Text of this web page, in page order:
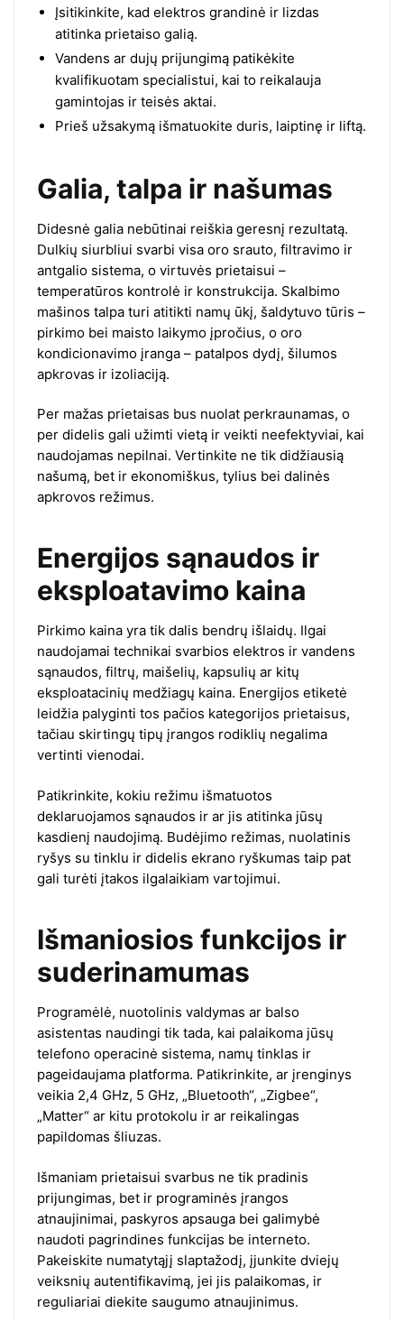
Įsitikinkite, kad elektros grandinė ir lizdas
atitinka prietaiso galią.
Vandens ar dujų prijungimą patikėkite
kvalifikuotam specialistui, kai to reikalauja
gamintojas ir teisės aktai.
Prieš užsakymą išmatuokite duris, laiptinę ir liftą.
Galia, talpa ir našumas
Didesnė galia nebūtinai reiškia geresnį rezultatą.
Dulkių siurbliui svarbi visa oro srauto, filtravimo ir
antgalio sistema, o virtuvės prietaisui –
temperatūros kontrolė ir konstrukcija. Skalbimo
mašinos talpa turi atitikti namų ūkį, šaldytuvo tūris –
pirkimo bei maisto laikymo įpročius, o oro
kondicionavimo įranga – patalpos dydį, šilumos
apkrovas ir izoliaciją.
Per mažas prietaisas bus nuolat perkraunamas, o
per didelis gali užimti vietą ir veikti neefektyviai, kai
naudojamas nepilnai. Vertinkite ne tik didžiausią
našumą, bet ir ekonomiškus, tylius bei dalinės
apkrovos režimus.
Energijos sąnaudos ir
eksploatavimo kaina
Pirkimo kaina yra tik dalis bendrų išlaidų. Ilgai
naudojamai technikai svarbios elektros ir vandens
sąnaudos, filtrų, maišelių, kapsulių ar kitų
eksploatacinių medžiagų kaina. Energijos etiketė
leidžia palyginti tos pačios kategorijos prietaisus,
tačiau skirtingų tipų įrangos rodiklių negalima
vertinti vienodai.
Patikrinkite, kokiu režimu išmatuotos
deklaruojamos sąnaudos ir ar jis atitinka jūsų
kasdienį naudojimą. Budėjimo režimas, nuolatinis
ryšys su tinklu ir didelis ekrano ryškumas taip pat
gali turėti įtakos ilgalaikiam vartojimui.
Išmaniosios funkcijos ir
suderinamumas
Programėlė, nuotolinis valdymas ar balso
asistentas naudingi tik tada, kai palaikoma jūsų
telefono operacinė sistema, namų tinklas ir
pageidaujama platforma. Patikrinkite, ar įrenginys
veikia 2,4 GHz, 5 GHz, „Bluetooth“, „Zigbee“,
„Matter“ ar kitu protokolu ir ar reikalingas
papildomas šliuzas.
Išmaniam prietaisui svarbus ne tik pradinis
prijungimas, bet ir programinės įrangos
atnaujinimai, paskyros apsauga bei galimybė
naudoti pagrindines funkcijas be interneto.
Pakeiskite numatytąjį slaptažodį, įjunkite dviejų
veiksnių autentifikavimą, jei jis palaikomas, ir
reguliariai diekite saugumo atnaujinimus.